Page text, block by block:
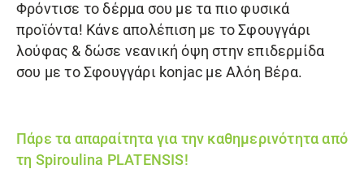
Φρόντισε το δέρμα σου με τα πιο φυσικά
προϊόντα! Κάνε απολέπιση με τοΣφουγγάρι
λούφας & δώσε νεανική όψη στην επιδερμίδα
σου με το Σφουγγάρι konjac με Αλόη Βέρα.
Πάρε τα απαραίτητα για την καθημερινότητα από
τη Spiroulina PLATENSIS!